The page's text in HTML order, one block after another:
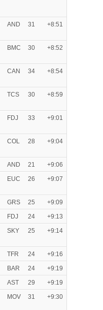
AND 31 +8:51
BMC 30 +8:52
CAN 34 +8:54
TCS 30 +8:59
FDJ 33 +9:01
COL 28 +9:04
AND 21
+9:06
EUC 26 +9:07
GRS 25
+9:09
FDJ 24
+9:13
SKY 25 +9:14
TFR 24
+9:16
BAR 24
+9:19
AST 29
+9:19
MOV 31 +9:30